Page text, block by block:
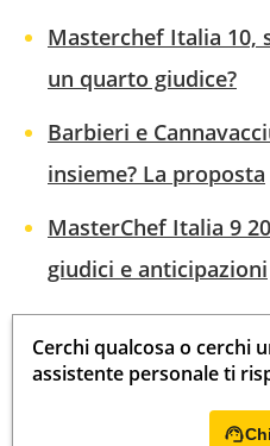
Masterchef Italia 10,
un quarto giudice?
Barbieri e
insieme? La proposta
MasterChef Italia 9
giudici e anticipazioni
Cerchi qualcosa o cerchi
assistente personale ti